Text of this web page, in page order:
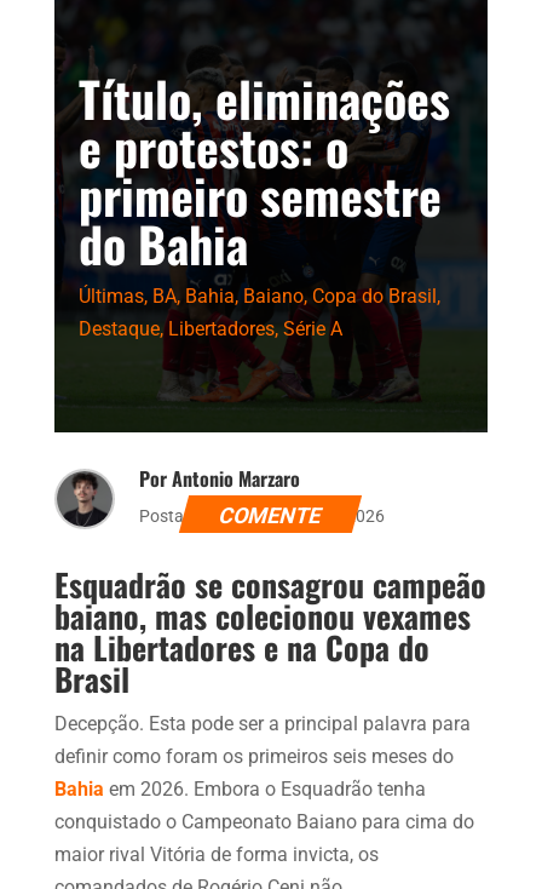
Título, eliminações
e protestos: o
primeiro semestre
do Bahia
Últimas, BA, Bahia, Baiano, Copa do Brasil,
Destaque, Libertadores, Série A
Por Antonio Marzaro
Postado dia 11 de junho de 2026
COMENTE
Esquadrão se consagrou campeão
baiano, mas colecionou vexames
na Libertadores e na Copa do
Brasil
Decepção. Esta pode ser a principal palavra para
definir como foram os primeiros seis meses do
Bahia em 2026. Embora o Esquadrão tenha
conquistado o Campeonato Baiano para cima do
maior rival Vitória de forma invicta, os